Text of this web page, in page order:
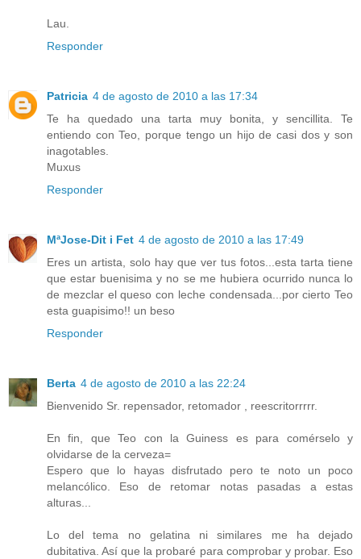
Lau.
Responder
Patricia 4 de agosto de 2010 a las 17:34
Te ha quedado una tarta muy bonita, y sencillita. Te
entiendo con Teo, porque tengo un hijo de casi dos y son
inagotables.
Muxus
Responder
MªJose-Dit i Fet 4 de agosto de 2010 a las 17:49
Eres un artista, solo hay que ver tus fotos...esta tarta tiene
que estar buenisima y no se me hubiera ocurrido nunca lo
de mezclar el queso con leche condensada...por cierto Teo
esta guapisimo!! un beso
Responder
Berta 4 de agosto de 2010 a las 22:24
Bienvenido Sr. repensador, retomador , reescritorrrrr.
En fin, que Teo con la Guiness es para comérselo y
olvidarse de la cerveza=
Espero que lo hayas disfrutado pero te noto un poco
melancólico. Eso de retomar notas pasadas a estas
alturas...
Lo del tema no gelatina ni similares me ha dejado
dubitativa. Así que la probaré para comprobar y probar. Eso